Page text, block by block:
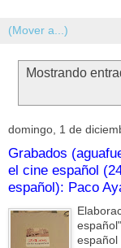
Mostrando
domingo, 1 de
Grabados
el cine español
español): Paco
español